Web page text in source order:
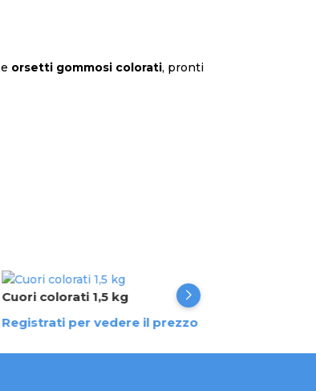
e orsetti gommosi colorati, pronti
Cuori colorati 1,5 kg
Registrati per vedere il prezzo